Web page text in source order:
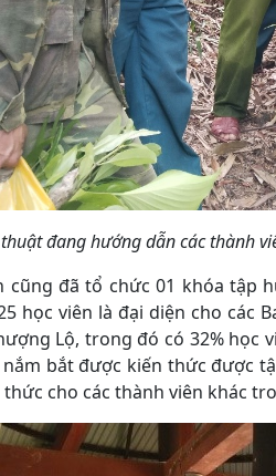
thuật đang hướng dẫn các thành
đã tổ chức 01 khóa tập
học viên là đại diện cho các
Lộ, trong đó có 32% học
nắm bắt được kiến thức được
cho các thành viên khác